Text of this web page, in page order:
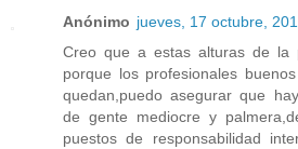
Anónimo jueves, 17 octubre,
Creo que a estas alturas de la
porque los profesionales
quedan,puedo asegurar que
de gente mediocre y
puestos de responsabilidad